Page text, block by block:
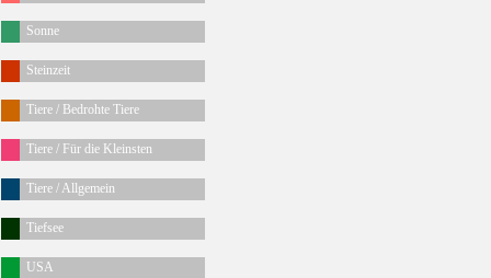
Sonne
Steinzeit
Tiere / Bedrohte Tiere
Tiere / Für die Kleinsten
Tiere / Allgemein
Tiefsee
USA